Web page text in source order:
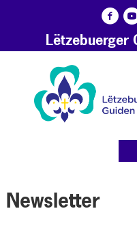
Lëtzebuerger
Newsletter